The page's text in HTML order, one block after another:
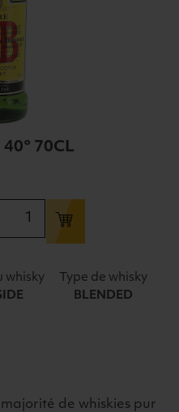
40° 70CL
whisky Type de whisky
BLENDED
de whiskies pur